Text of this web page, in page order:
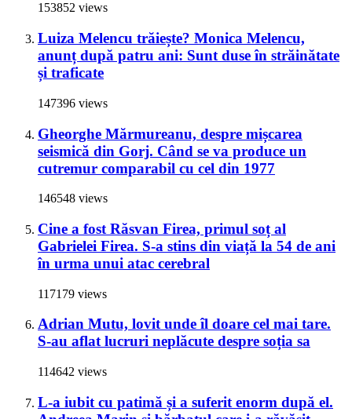
153852 views
Luiza Melencu trăiește? Monica Melencu,
anunț după patru ani: Sunt duse în străinătate
și traficate
147396 views
Gheorghe Mărmureanu, despre mișcarea
seismică din Gorj. Când se va produce un
cutremur comparabil cu cel din 1977
146548 views
Cine a fost Răsvan Firea, primul soț al
Gabrielei Firea. S-a stins din viață la 54 de ani
în urma unui atac cerebral
117179 views
Adrian Mutu, lovit unde îl doare cel mai tare.
S-au aflat lucruri neplăcute despre soția sa
114642 views
L-a iubit cu patimă și a suferit enorm după el.